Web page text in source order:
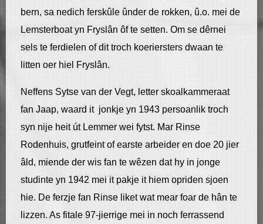
bern, sa nedich ferskûle ûnder de rokken, û.o. mei de
Lemsterboat yn Fryslân ôf te setten. Om se dêrnei
sels te ferdielen of dit troch koeriersters dwaan te
litten oer hiel Fryslân.
Neffens Sytse van der Vegt, letter skoalkammeraat
fan Jaap, waard it jonkje yn 1943 persoanlik troch
syn nije heit út Lemmer wei fytst. Mar Rinse
Rodenhuis, grutfeint of earste arbeider en doe 20 jier
âld, miende der wis fan te wêzen dat hy in jonge
studinte yn 1942 mei it pakje it hiem opriden sjoen
hie. De ferzje fan Rinse liket wat mear foar de hân te
lizzen. As fitale 97-jierrige mei in noch ferrassend